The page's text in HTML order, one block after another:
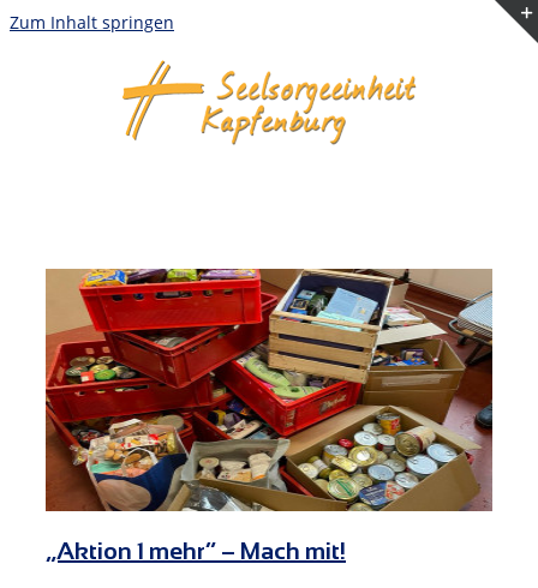
Zum Inhalt springen
„Aktion 1 mehr“ – Mach mit!